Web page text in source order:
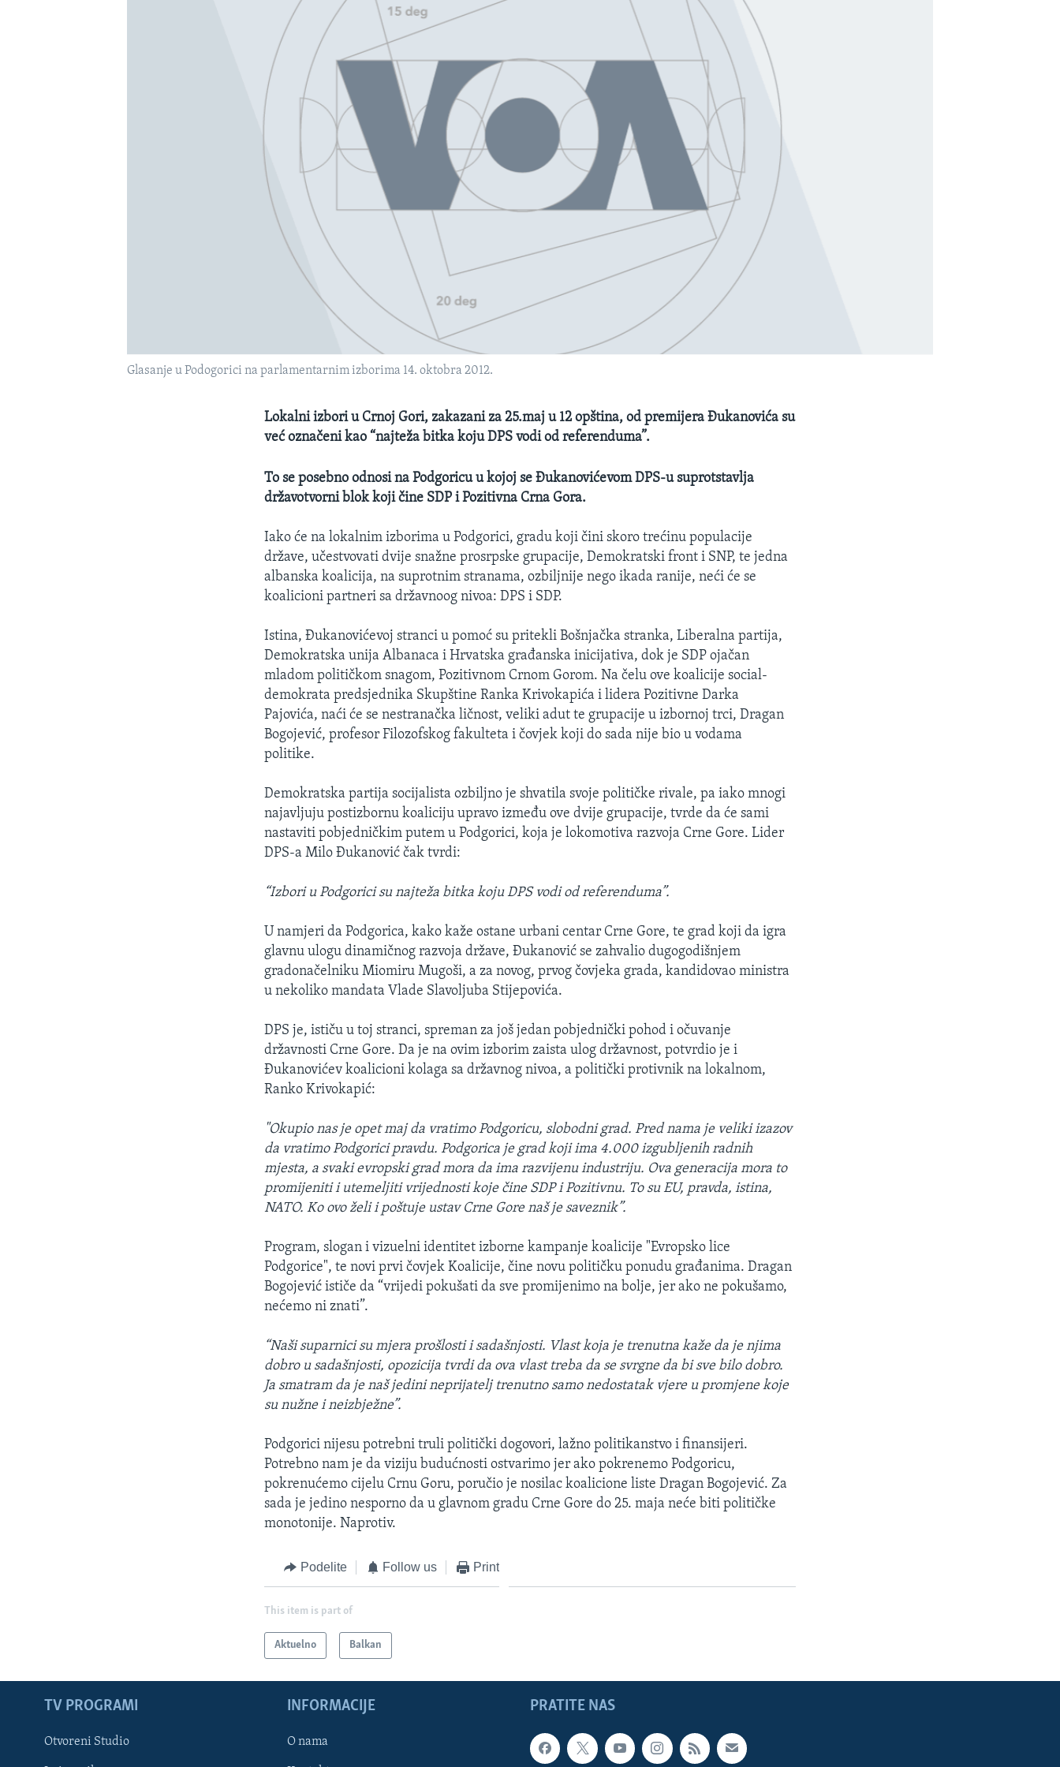
Glasanje u Podogorici na parlamentarnim izborima 14. oktobra 2012.
Lokalni izbori u Crnoj Gori, zakazani za 25.maj u 12 opština, od premijera Đukanovića su
već označeni kao “najteža bitka koju DPS vodi od referenduma”.
To se posebno odnosi na Podgoricu u kojoj se Đukanovićevom DPS-u suprotstavlja
državotvorni blok koji čine SDP i Pozitivna Crna Gora.
Iako će na lokalnim izborima u Podgorici, gradu koji čini skoro trećinu populacije
države, učestvovati dvije snažne prosrpske grupacije, Demokratski front i SNP, te jedna
albanska koalicija, na suprotnim stranama, ozbiljnije nego ikada ranije, neći će se
koalicioni partneri sa državnoog nivoa: DPS i SDP.
Istina, Đukanovićevoj stranci u pomoć su pritekli Bošnjačka stranka, Liberalna partija,
Demokratska unija Albanaca i Hrvatska građanska inicijativa, dok je SDP ojačan
mladom političkom snagom, Pozitivnom Crnom Gorom. Na čelu ove koalicije social-
demokrata predsjednika Skupštine Ranka Krivokapića i lidera Pozitivne Darka
Pajovića, naći će se nestranačka ličnost, veliki adut te grupacije u izbornoj trci, Dragan
Bogojević, profesor Filozofskog fakulteta i čovjek koji do sada nije bio u vodama
politike.
Demokratska partija socijalista ozbiljno je shvatila svoje političke rivale, pa iako mnogi
najavljuju postizbornu koaliciju upravo između ove dvije grupacije, tvrde da će sami
nastaviti pobjedničkim putem u Podgorici, koja je lokomotiva razvoja Crne Gore. Lider
DPS-a Milo Đukanović čak tvrdi:
“Izbori u Podgorici su najteža bitka koju DPS vodi od referenduma”.
U namjeri da Podgorica, kako kaže ostane urbani centar Crne Gore, te grad koji da igra
glavnu ulogu dinamičnog razvoja države, Đukanović se zahvalio dugogodišnjem
gradonačelniku Miomiru Mugoši, a za novog, prvog čovjeka grada, kandidovao ministra
u nekoliko mandata Vlade Slavoljuba Stijepovića.
DPS je, ističu u toj stranci, spreman za još jedan pobjednički pohod i očuvanje
državnosti Crne Gore. Da je na ovim izborim zaista ulog državnost, potvrdio je i
Đukanovićev koalicioni kolaga sa državnog nivoa, a politički protivnik na lokalnom,
Ranko Krivokapić:
"Okupio nas je opet maj da vratimo Podgoricu, slobodni grad. Pred nama je veliki izazov
da vratimo Podgorici pravdu. Podgorica je grad koji ima 4.000 izgubljenih radnih
mjesta, a svaki evropski grad mora da ima razvijenu industriju. Ova generacija mora to
promijeniti i utemeljiti vrijednosti koje čine SDP i Pozitivnu. To su EU, pravda, istina,
NATO. Ko ovo želi i poštuje ustav Crne Gore naš je saveznik”.
Program, slogan i vizuelni identitet izborne kampanje koalicije "Evropsko lice
Podgorice", te novi prvi čovjek Koalicije, čine novu političku ponudu građanima. Dragan
Bogojević ističe da “vrijedi pokušati da sve promijenimo na bolje, jer ako ne pokušamo,
nećemo ni znati”.
“Naši suparnici su mjera prošlosti i sadašnjosti. Vlast koja je trenutna kaže da je njima
dobro u sadašnjosti, opozicija tvrdi da ova vlast treba da se svrgne da bi sve bilo dobro.
Ja smatram da je naš jedini neprijatelj trenutno samo nedostatak vjere u promjene koje
su nužne i neizbježne”.
Podgorici nijesu potrebni truli politički dogovori, lažno politikanstvo i finansijeri.
Potrebno nam je da viziju budućnosti ostvarimo jer ako pokrenemo Podgoricu,
pokrenućemo cijelu Crnu Goru, poručio je nosilac koalicione liste Dragan Bogojević. Za
sada je jedino nesporno da u glavnom gradu Crne Gore do 25. maja neće biti političke
monotonije. Naprotiv.
Podelite Follow us Print
This item is part of
Aktuelno Balkan
PRATITE NAS
TV PROGRAMI
Otvoreni Studio
INFORMACIJE
O nama